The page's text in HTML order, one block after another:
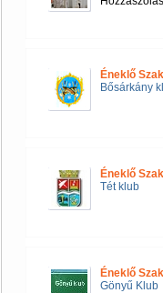
Éneklő
Bősárkány
Éneklő
Tét klub
Éneklő
Gönyű Klub